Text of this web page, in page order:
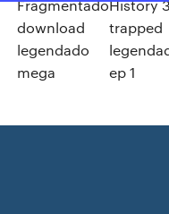
Fragmentado
download
legendado
mega
History
trapped
ep 1